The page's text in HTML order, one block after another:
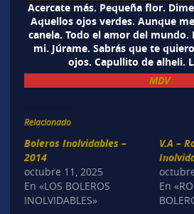
Acercate más. Pequeña flor.
Aquellos ojos verdes. Aunque
canela. Todo el amor del mundo.
mi. Júrame. Sabrás que te
ojos. Capullito de alheli.
MDV
Relacionado
Boleros Inolvidables –
2014
octubre 11, 2025
En «LOS BOLEROS
INOLVIDABLES»
V.A –
En